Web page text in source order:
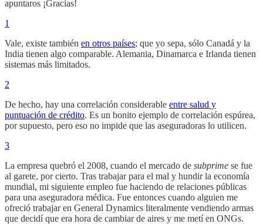
apuntaros ¡Gracias!
1
Vale, existe también en otros países; que yo sepa, sólo Canadá y la
India tienen algo comparable. Alemania, Dinamarca e Irlanda tienen
sistemas más limitados.
2
De hecho, hay una correlación considerable entre salud y
puntuación de crédito. Es un bonito ejemplo de correlación espúrea,
por supuesto, pero eso no impide que las aseguradoras lo utilicen.
3
La empresa quebró el 2008, cuando el mercado de subprime se fue
al garete, por cierto. Tras trabajar para el mal y hundir la economía
mundial, mi siguiente empleo fue haciendo de relaciones públicas
para una aseguradora médica. Fue entonces cuando alguien me
ofreció trabajar en General Dynamics literalmente vendiendo armas
que decidí que era hora de cambiar de aires y me metí en ONGs.